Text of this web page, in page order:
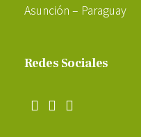
Asunción – Paraguay
Redes Sociales